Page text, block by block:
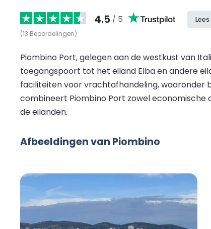
4.5 / 5
(13 Beoordelingen)
Piombino Port, gelegen aan de westkust van
toegangspoort tot het eiland Elba en andere
faciliteiten voor vrachtafhandeling, waaronder
combineert Piombino Port zowel economische
de eilanden.
Afbeeldingen van Piombino